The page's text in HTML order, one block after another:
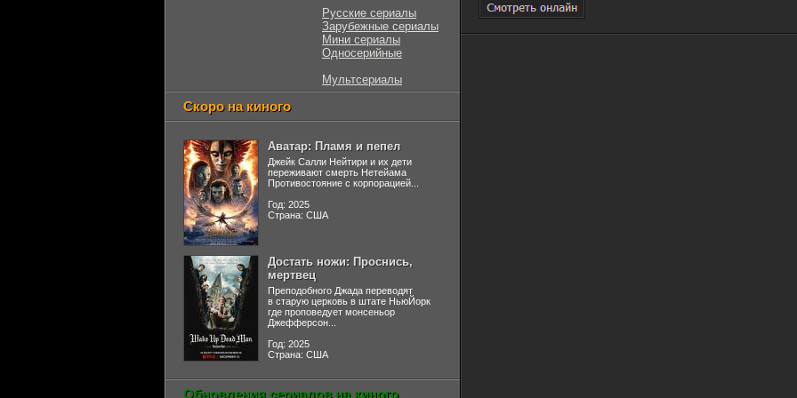
Русские сериалы
Зарубежные сериалы
Мини сериалы
Односерийные
Мультсериалы
Скоро на киного
Аватар: Пламя и пепел
Джейк Салли Нейтири и их дети
переживают смерть Нетейама
Противостояние с корпорацией...
Год: 2025
Страна: США
Достать ножи: Проснись,
мертвец
Преподобного Джада переводят
в старую церковь в штате НьюЙорк
где проповедует монсеньор
Джефферсон...
Год: 2025
Страна: США
Обновления сериалов на киного